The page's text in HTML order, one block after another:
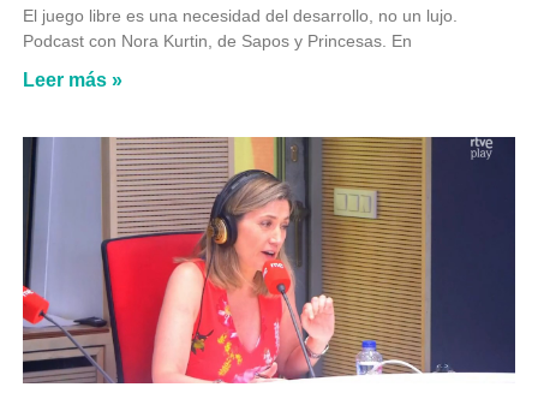
El juego libre es una necesidad del desarrollo, no un lujo.
Podcast con Nora Kurtin, de Sapos y Princesas. En
Leer más »